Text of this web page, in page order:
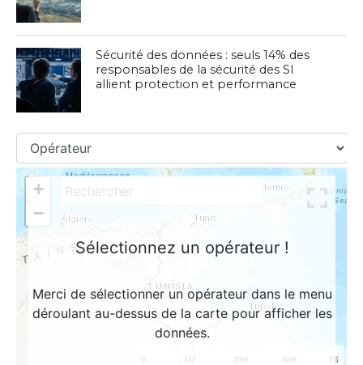
Sécurité des données : seuls 14% des
responsables de la sécurité des SI
allient protection et performance